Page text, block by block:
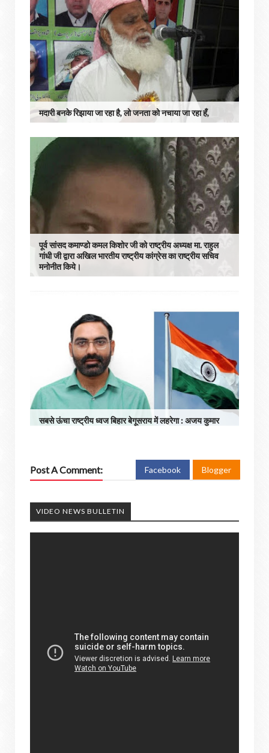
मदारी बनके रिझाया जा रहा है, लो जनता को नचाया जा रहा हँ,
पूर्व सांसद कमाण्डो कमल किशोर जी को राष्ट्रीय अध्यक्ष मा. राहुल
गांधी जी द्वारा अखिल भारतीय राष्ट्रीय कांग्रेस का राष्ट्रीय सचिव
मनोनीत किये।
सबसे ऊंचा राष्ट्रीय ध्वज बिहार बेगूसराय में लहरेगा : अजय कुमार
Post A Comment: Facebook Blogger
VIDEO NEWS BULLETIN